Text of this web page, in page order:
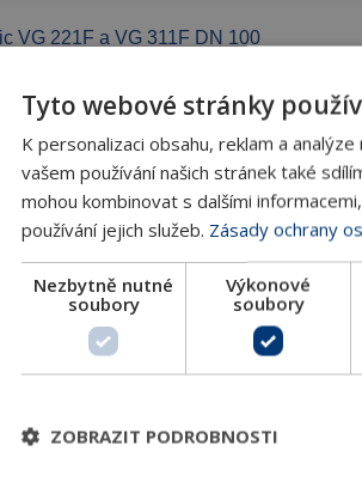
VG 221F a VG 311F DN 100
VG 221F a VG 311F DN 125
VG 221F a VG 311F DN 150
Tyto webové stránky
K personalizaci obsahu, reklam a
vašem používání našich stránek také
mohou kombinovat s dalšími
používání jejich služeb. Zásady ochrany
Nezbytně nutné
soubory
Výkonové
soubory
ZOBRAZIT PODROBNOSTI